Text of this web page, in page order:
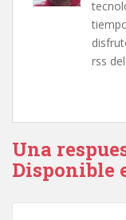
rss
Una
Disponible